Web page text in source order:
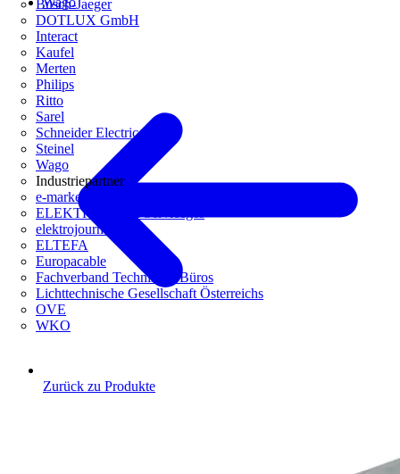
Busch-Jaeger
DOTLUX GmbH
Interact
Kaufel
Merten
Philips
Ritto
Sarel
Schneider Electric
Steinel
Wago
Industriepartner
e-marke
ELEKTRO Daten Serviceges
elektrojournal
ELTEFA
Europacable
Fachverband Technische Büros
Lichttechnische Gesellschaft Österreichs
OVE
WKO
Zurück zu Produkte